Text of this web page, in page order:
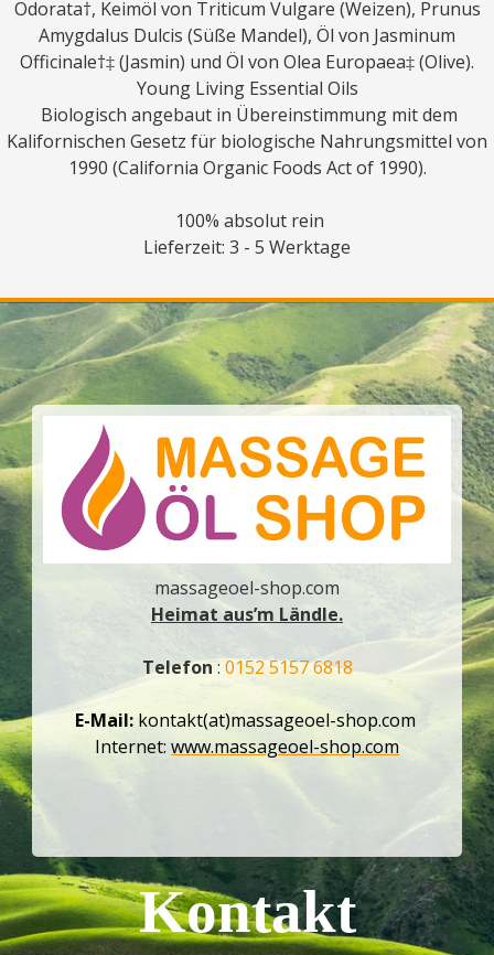
Odorata†, Keimöl von Triticum Vulgare (Weizen), Prunus
Amygdalus Dulcis (Süße Mandel), Öl von Jasminum
Officinale†‡ (Jasmin) und Öl von Olea Europaea‡ (Olive).
Young Living Essential Oils
Biologisch angebaut in Übereinstimmung mit dem
Kalifornischen Gesetz für biologische Nahrungsmittel von
1990 (California Organic Foods Act of 1990).
100% absolut rein
Lieferzeit: 3 - 5 Werktage
massageoel-shop.com
Heimat aus’m Ländle.
Telefon: 0152 5157 6818
E-Mail: kontakt(at)massageoel-shop.com
Internet: www.massageoel-shop.com
Kontakt